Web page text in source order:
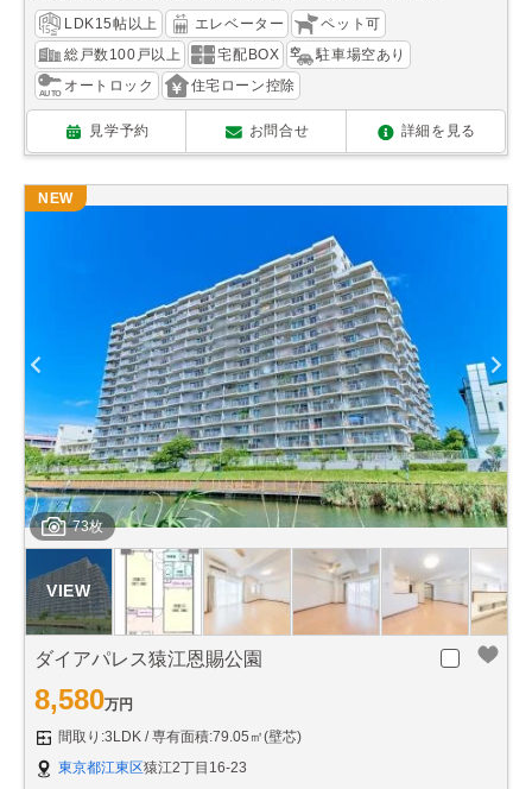
LDK15帖以上 エレベーター
ペット可
総戸数100戸以上
宅配BOX
駐車場空あり
オートロック
住宅ローン控除
見学予約 お問合せ 詳細を見る
73枚
NEW
ダイアパレス猿江恩賜公園
8,580万円
間取り:3LDK
専有面積:79.05㎡(壁芯)
東京都江東区猿江2丁目16-23